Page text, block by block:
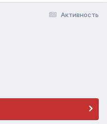
Активность